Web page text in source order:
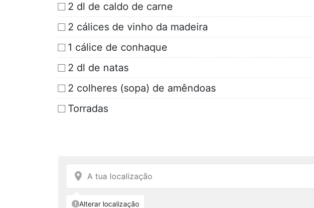
2 dl de caldo de carne
2 cálices de vinho da madeira
1 cálice de conhaque
2 dl de natas
2 colheres (sopa) de amêndoas
Torradas